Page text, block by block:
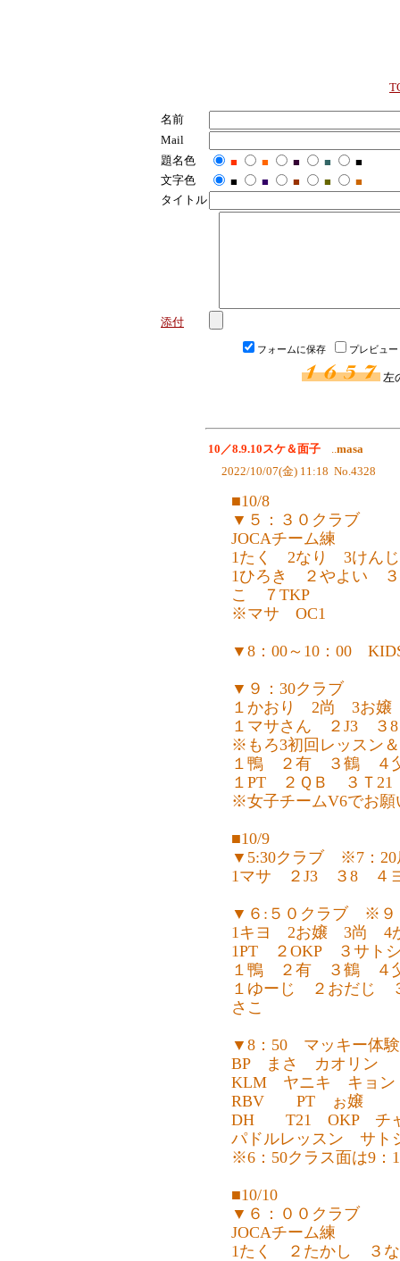
名前
Mail
題名色
■ ■ ■ ■
■
文字色
■ ■ ■ ■
■
タイトル
添付
フォームに保存 プレビュー
左
10／8.9.10スケ＆面子 ..masa
2022/10/07(金) 11:18 No.4328
■10/8
▼５：３０クラブ
JOCAチーム練
1たく 2なり 3けん
1ひろき ２やよい
こ ７TKP
※マサ OC1
▼8：00～10：00
▼９：30クラブ
１かおり 2尚 3お
１マサさん ２J3 ３
※もろ3初回レッスン
１鴨 ２有 ３鶴 ４
１PT ２ＱＢ ３Ｔ
※女子チームV6でお願
■10/9
▼5:30クラブ ※7：20
1マサ ２J3 ３8 ４
▼６:５０クラブ ※９
1キヨ 2お嬢 3尚 4
1PT ２OKP ３サト
１鴨 ２有 ３鶴 ４
１ゆーじ ２おだじ
さこ
▼8：50 マッキー体
BP まさ カオリン
KLM ヤニキ キョン
RBV PT ぉ嬢
DH T21 OKP
パドルレッスン サ
※6：50クラス面は9：
■10/10
▼６：００クラブ
JOCAチーム練
1たく ２たかし ３